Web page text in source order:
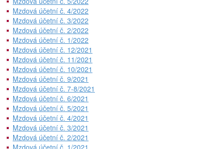
Mzdová účetní č. 4/2022
Mzdová účetní č. 3/2022
Mzdová účetní č. 2/2022
Mzdová účetní č. 1/2022
Mzdová účetní č. 12/2021
Mzdová účetní č. 11/2021
Mzdová účetní č. 10/2021
Mzdová účetní č. 9/2021
Mzdová účetní č. 7-8/2021
Mzdová účetní č. 6/2021
Mzdová účetní č. 5/2021
Mzdová účetní č. 4/2021
Mzdová účetní č. 3/2021
Mzdová účetní č. 2/2021
Mzdová účetní č. 1/2021